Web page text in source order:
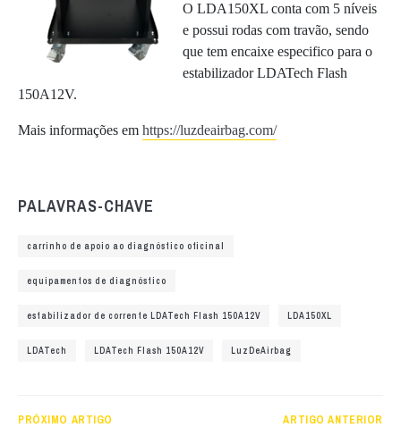
O LDA150XL conta com 5 níveis
e possui rodas com travão, sendo
que tem encaixe especifico para o
estabilizador LDATech Flash
150A12V.
Mais informações em https://luzdeairbag.com/
PALAVRAS-CHAVE
carrinho de apoio ao diagnóstico oficinal
equipamentos de diagnóstico
estabilizador de corrente LDATech Flash 150A12V LDA150XL
LDATech LDATech Flash 150A12V LuzDeAirbag
PRÓXIMO ARTIGO ARTIGO ANTERIOR